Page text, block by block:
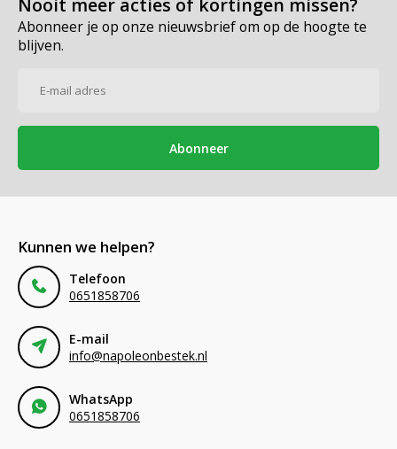
Nooit meer acties of kortingen missen?
Abonneer je op onze nieuwsbrief om op de hoogte te
blijven.
Abonneer
Kunnen we helpen?
Telefoon
0651858706
E-mail
info@napoleonbestek.nl
WhatsApp
0651858706